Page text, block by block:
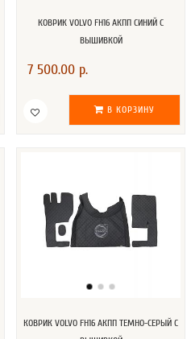
КОВРИК VOLVO FH16 АКПП СИНИЙ С
ВЫШИВКОЙ
7 500.00 р.
В КОРЗИНУ
КОВРИК VOLVO FH16 АКПП ТЕМНО-СЕРЫЙ С